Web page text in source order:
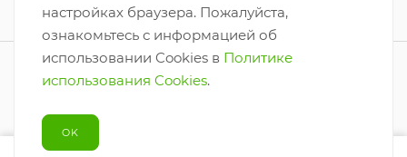
настройках браузера. Пожалуйста,
ознакомьтесь с информацией об
использовании Cookies в Политике
использования Cookies.
OK